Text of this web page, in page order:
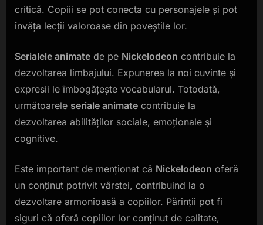
critică. Copiii se pot conecta cu personajele și pot
învăța lecții valoroase din poveștile lor.
Serialele animate de pe Nickelodeon contribuie la
dezvoltarea limbajului. Expunerea la noi cuvinte și
expresii le îmbogățește vocabularul. Totodată,
următoarele seriale animate contribuie la
dezvoltarea abilităților sociale, emoționale și
cognitive.
Este important de menționat că Nickelodeon oferă
un conținut potrivit vârstei, contribuind la o
dezvoltare armonioasă a copiilor. Părinții pot fi
siguri că oferă copiilor lor conținut de calitate,